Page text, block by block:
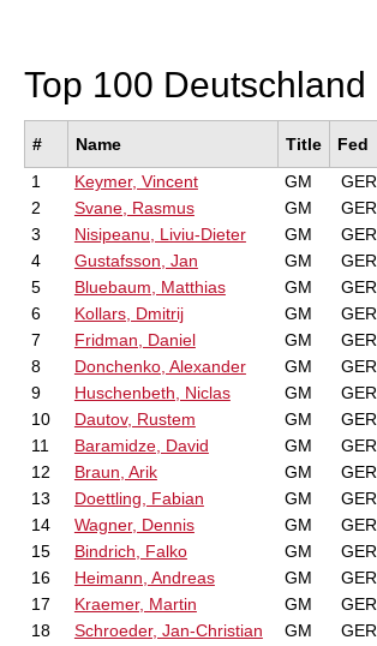
Top 100 Deutschland
# Name Title Fed
1
Keymer, Vincent GM GER
2
Svane, Rasmus GM GER
3
Nisipeanu, Liviu-Dieter GM GER
4
Gustafsson, Jan GM GER
5
Bluebaum, Matthias GM GER
6
Kollars, Dmitrij GM GER
7
Fridman, Daniel GM GER
8
Donchenko, Alexander GM GER
9
Huschenbeth, Niclas GM GER
10
Dautov, Rustem GM GER
11
Baramidze, David GM GER
12
Braun, Arik GM GER
13
Doettling, Fabian GM GER
14
Wagner, Dennis GM GER
15
Bindrich, Falko GM GER
16
Heimann, Andreas GM GER
17
Kraemer, Martin GM GER
18
Schroeder, Jan-Christian GM GER